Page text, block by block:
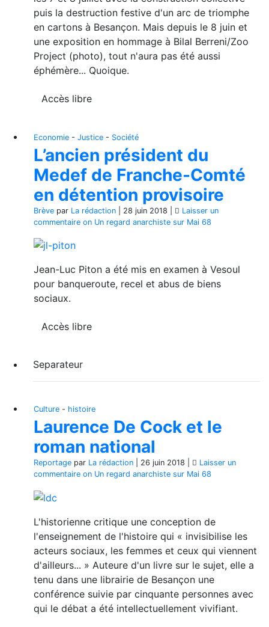
puis la destruction festive d'un arc de triomphe
en cartons à Besançon. Mais depuis le 8 juin et
une exposition en hommage à Bilal Berreni/Zoo
Project (photo), tout n'aura pas été aussi
éphémère... Quoique.
Accès libre
Economie - Justice - Société
L’ancien président du
Medef de Franche-Comté
en détention provisoire
Brève par La rédaction 28 juin 2018
Laisser un
commentaire on Un regard anarchiste sur Mai 68
Jean-Luc Piton a été mis en examen à Vesoul
pour banqueroute, recel et abus de biens
sociaux.
Accès libre
Separateur
Culture - histoire
Laurence De Cock et le
roman national
Reportage par La rédaction 26 juin 2018
Laisser un
commentaire on Un regard anarchiste sur Mai 68
L'historienne critique une conception de
l'enseignement de l'histoire qui « invisibilise les
acteurs sociaux, les femmes et ceux qui viennent
d'ailleurs... » Auteure d'un livre sur le sujet, elle a
tenu dans une librairie de Besançon une
conférence suivie par cinquante personnes avec
qui le débat a été intellectuellement vivifiant.